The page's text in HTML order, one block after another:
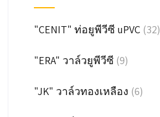
"CENIT" ท่อยูพีวีซี uPVC (32)
"ERA" วาล์วยูพีวีซี (9)
"JK" วาล์วทองเหลือง (6)